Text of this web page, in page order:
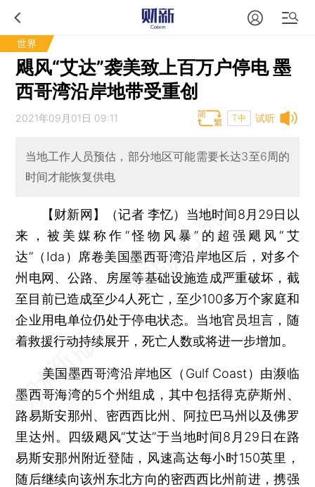
世界
飓风“艾达”袭美致上百万户停电 墨
西哥湾沿岸地带受重创
试听
2021年09月01日 09:11 T中
当地工作人员预估，部分地区可能需要长达3至6周的
时间才能恢复供电
【财新网】（记者 李忆） 当地时间8月29日以
来，被美媒称作“怪物风暴”的超强飓风“艾
达”（Ida）席卷美国墨西哥湾沿岸地区后，对多个
州电网、公路、房屋等基础设施造成严重破坏，截
至目前已造成至少4人死亡，至少100多万个家庭和
企业用电单位仍处于停电状态。当地官员坦言，随
着救援行动持续展开，死亡人数或将进一步增加。
美国墨西哥湾沿岸地区（Gulf Coast）由濒临
墨西哥海湾的5个州组成，其中包括得克萨斯州、
路易斯安那州、密西西比州、阿拉巴马州以及佛罗
里达州。四级飓风“艾达”于当地时间8月29日在路
易斯安那州附近登陆，风速高达每小时150英里，
随后继续向该州东北方向的密西西比州前进，携强